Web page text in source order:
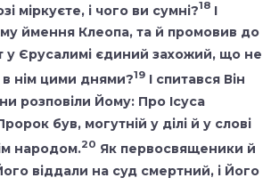
міркуєте, і чого ви сумні?18 І
ймення Клеопа, та й промовив до
у Єрусалимі єдиний захожий, що не
нім цими днями?19 І спитався Він
розповіли Йому: Про Ісуса
був, могутній у ділі й у слові
народом.20 Як первосвященики й
віддали на суд смертний, і Його